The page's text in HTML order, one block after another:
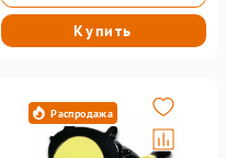
Купить
Распродажа